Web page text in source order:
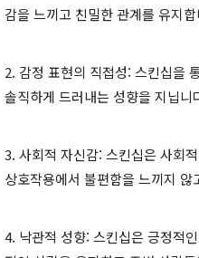
감을 느끼고 친밀한 관계를 유지
2. 감정 표현의 직접성: 스킨십을
솔직하게 드러내는 성향을 지닙니
3. 사회적 자신감: 스킨십은 사회
상호작용에서 불편함을 느끼지
4. 낙관적 성향: 스킨십은 긍정적